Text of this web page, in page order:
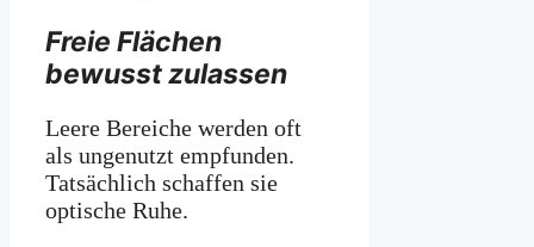
Freie Flächen
bewusst zulassen
Leere Bereiche werden oft
als ungenutzt empfunden.
Tatsächlich schaffen sie
optische Ruhe.